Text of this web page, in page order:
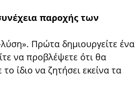
παροχής των
Πρώτα δημιουργείτε ένα
να προβλέψετε ότι θα
ίδιο να ζητήσει εκείνα τα